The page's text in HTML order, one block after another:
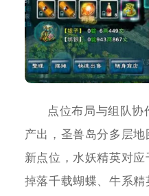
点位布局与组队协
产出，圣兽岛分多层
新点位，水妖精英对
掉落千载蝴蝶、牛系